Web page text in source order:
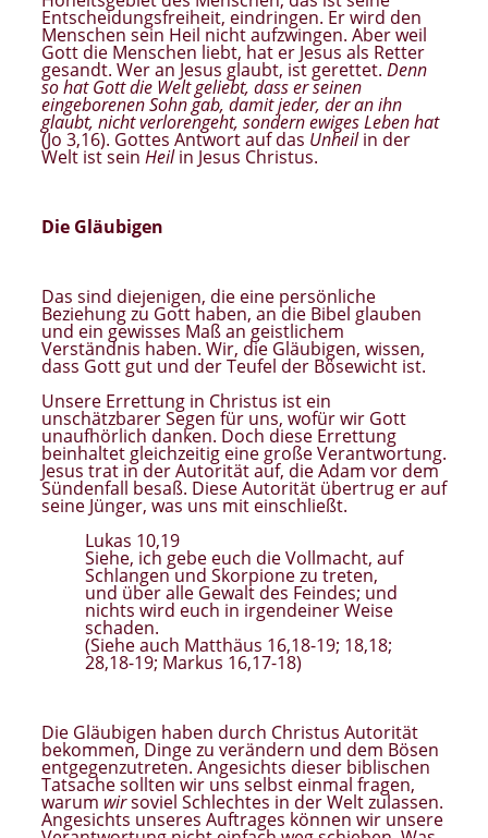
Entscheidungsfreiheit, eindringen. Er wird den
Menschen sein Heil nicht aufzwingen. Aber weil
Gott die Menschen liebt, hat er Jesus als Retter
gesandt. Wer an Jesus glaubt, ist gerettet. Denn
so hat Gott die Welt geliebt, dass er seinen
eingeborenen Sohn gab, damit jeder, der an ihn
glaubt, nicht verlorengeht, sondern ewiges Leben hat
(Jo 3,16). Gottes Antwort auf das Unheilin der
Welt ist sein Heilin Jesus Christus.
Die Gläubigen
Das sind diejenigen, die eine persönliche
Beziehung zu Gott haben, an die Bibel glauben
und ein gewisses Maß an geistlichem
Verständnis haben. Wir, die Gläubigen, wissen,
dass Gott gut und der Teufel der Bösewicht ist.
Unsere Errettung in Christus ist ein
unschätzbarer Segen für uns, wofür wir Gott
unaufhörlich danken. Doch diese Errettung
beinhaltet gleichzeitig eine große Verantwortung.
Jesus trat in der Autorität auf, die Adam vor dem
Sündenfall besaß. Diese Autorität übertrug er auf
seine Jünger, was uns mit einschließt.
Lukas 10,19
Siehe, ich gebe euch die Vollmacht, auf
Schlangen und Skorpione zu treten,
und über alle Gewalt des Feindes; und
nichts wird euch in irgendeiner Weise
schaden.
(Siehe auch Matthäus 16,18-19; 18,18;
28,18-19; Markus 16,17-18)
Die Gläubigen haben durch Christus Autorität
bekommen, Dinge zu verändern und dem Bösen
entgegenzutreten. Angesichts dieser biblischen
Tatsache sollten wir uns selbst einmal fragen,
warum wirsoviel Schlechtes in der Welt zulassen.
Angesichts unseres Auftrages können wir unsere